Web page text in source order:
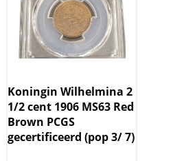
Koningin Wilhelmina 2
1/2 cent 1906 MS63 Red
Brown PCGS
gecertificeerd (pop 3/ 7)